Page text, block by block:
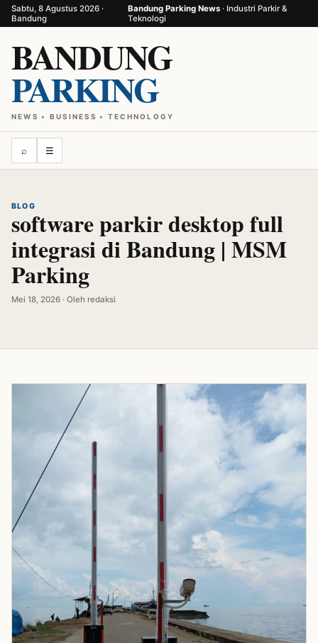
Sabtu, 8 Agustus 2026 ·
Bandung
Bandung Parking News· Industri Parkir &
Teknologi
BANDUNG
PARKING
NEWS • BUSINESS • TECHNOLOGY
⌕ ☰
BLOG
software parkir desktop full
integrasi di Bandung | MSM
Parking
Mei 18, 2026 · Oleh redaksi